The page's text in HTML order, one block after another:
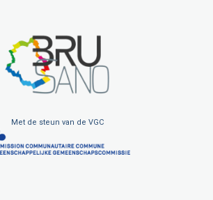
Met de steun van de VGC